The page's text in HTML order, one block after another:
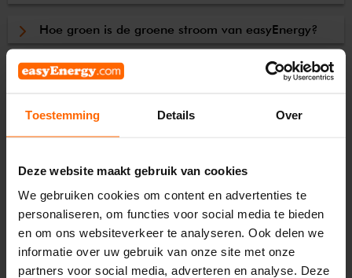
Toestemming Details Over
Deze website maakt gebruik van cookies
We gebruiken cookies om content en advertenties te
personaliseren, om functies voor social media te bieden
en om ons websiteverkeer te analyseren. Ook delen we
informatie over uw gebruik van onze site met onze
partners voor social media, adverteren en analyse. Deze
Hoe groen is de groene stroom van easyEnergy?
Wat is de band van easyEnergy met easyJet?
Hoe ziet jullie stroometiket eruit?
Voorschot, facturen & betalingen
Mijn easyEnergy